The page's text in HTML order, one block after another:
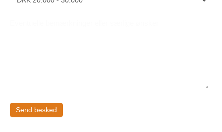
Send besked